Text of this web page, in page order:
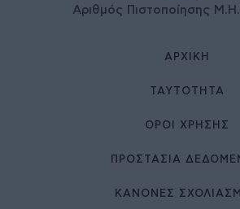
Αριθμός Πιστοποίησης
ΑΡΧΙΚΉ
ΤΑΥΤΌΤΗΤΑ
ΌΡΟΙ ΧΡΉΣΗΣ
ΠΡΟΣΤΑΣΙΑ
ΚΑΝΟΝΕΣ